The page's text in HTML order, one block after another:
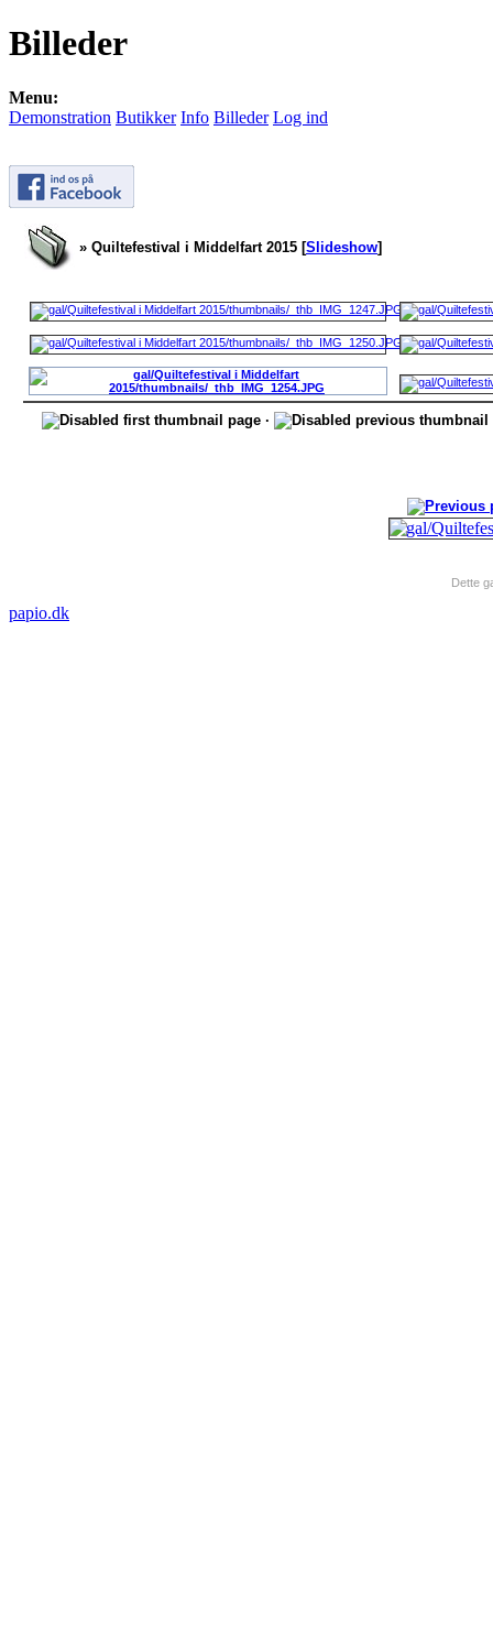
Billeder
Menu:
Demonstration Butikker Info Billeder Log ind
» Quiltefestival i Middelfart 2015 [Slideshow]
·
Dette
papio.dk